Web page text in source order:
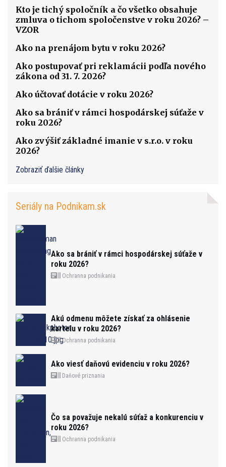
Kto je tichý spoločník a čo všetko obsahuje
zmluva o tichom spoločenstve v roku 2026? –
VZOR
Ako na prenájom bytu v roku 2026?
Ako postupovať pri reklamácii podľa nového
zákona od 31. 7. 2026?
Ako účtovať dotácie v roku 2026?
Ako sa brániť v rámci hospodárskej súťaže v
roku 2026?
Ako zvýšiť základné imanie v s.r.o. v roku
2026?
Zobraziť ďalšie články
Seriály na Podnikam.sk
Ako sa brániť v rámci hospodárskej súťaže v
roku 2026?
Ochranna podnikania
Akú odmenu môžete získať za ohlásenie
kartelu v roku 2026?
Ochranna podnikania
Ako viesť daňovú evidenciu v roku 2026?
Daňové priznania
Čo sa považuje nekalú súťaž a konkurenciu v
roku 2026?
Ochranna podnikania